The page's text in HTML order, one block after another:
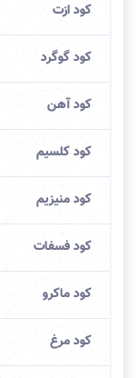
کود ازت
کود گوگرد
کود آهن
کود کلسیم
کود منیزیم
کود فسفات
کود ماکرو
کود مرغ